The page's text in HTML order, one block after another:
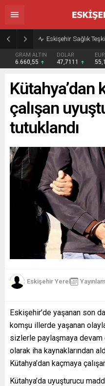
Eskişehir Sağlık
GRAM ALTIN
6.660,55
DOLAR
47,7111
Kütahya’dan
çalışan
tutuklandı
Eskişehir Yerel
Eskişehir’de yaşanan son
komşu illerde yaşanan
sizlerle paylaşmaya
olarak iha kaynaklarından
Kütahya’dan kaçmaya
Kütahya’da uyuşturucu